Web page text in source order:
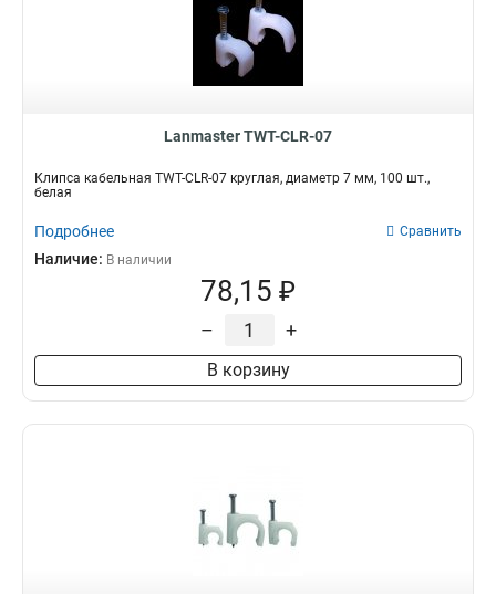
Lanmaster TWT-CLR-07
Клипса кабельная TWT-CLR-07 круглая, диаметр 7 мм, 100 шт.,
белая
Подробнее Сравнить
Наличие: В наличии
78,15 ₽
– +
В корзину